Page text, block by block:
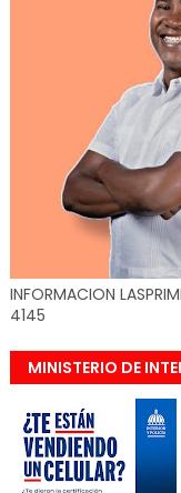
INFORMACION
4145
MINISTERIO DE